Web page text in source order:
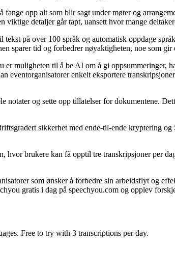
fange opp alt som blir sagt under møter og
detaljer går tapt, uansett hvor mange
på over 100 språk og automatisk oppdage
sparer tid og forbedrer nøyaktigheten, noe som
er muligheten til å be AI om å gi
eventorganisatorer enkelt eksportere
notater og sette opp tillatelser for dokumentene.
sikkerhet med ende-til-ende kryptering
hvor brukere kan få opptil tre transkripsjoner per
som ønsker å forbedre sin arbeidsflyt og
gratis i dag på speechyou.com og opplev
Free to try with 3 transcriptions per day.